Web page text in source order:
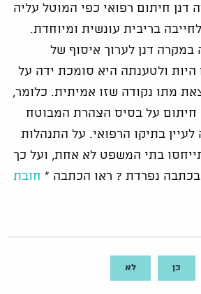
חיתום רפואי כפי המוטל עליה
בריבית עונשית ומיוחדת.
במקרה דנן לערוך איסוף של
ולטענתה היא סומכת ידה על
מתו נקודה שזו אמיתית. כלומר,
חיתום על בסיס הצהרת המבוטח
בתיקו הרפואי. על התנהלות
בתי המשפט לא אחת, ועל כך
נפרדת ? ראו הכתבה " חובת
כן לא